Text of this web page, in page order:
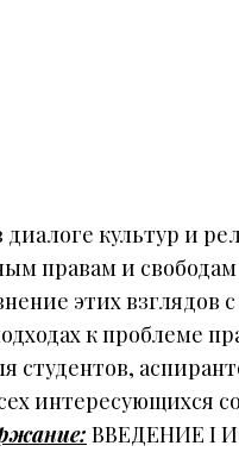
культур и
правам и
этих взглядов
к проблеме
студентов,
интересующихся
ВВЕДЕНИЕ I